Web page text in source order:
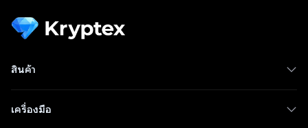
สินค้า
เครื่องมือ